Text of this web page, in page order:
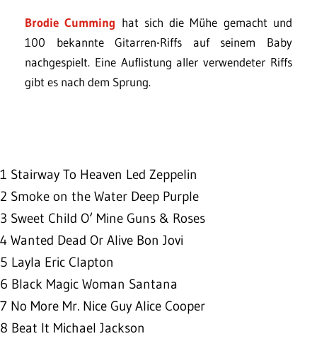
Brodie Cumming hat sich die Mühe gemacht und
100 bekannte Gitarren-Riffs auf seinem Baby
nachgespielt. Eine Auflistung aller verwendeter Riffs
gibt es nach dem Sprung.
1 Stairway To Heaven Led Zeppelin
2 Smoke on the Water Deep Purple
3 Sweet Child O‘ Mine Guns & Roses
4 Wanted Dead Or Alive Bon Jovi
5 Layla Eric Clapton
6 Black Magic Woman Santana
7 No More Mr. Nice Guy Alice Cooper
8 Beat It Michael Jackson